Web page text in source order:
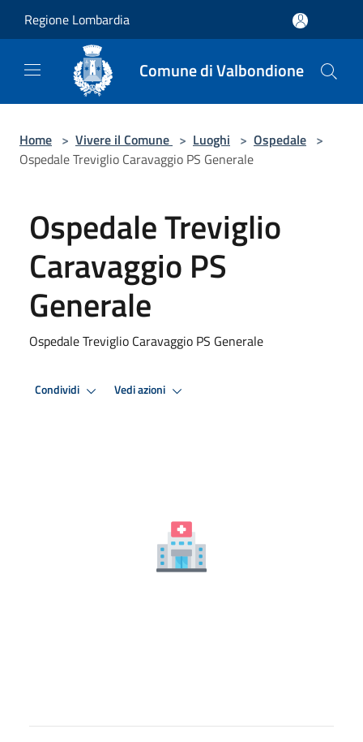
Regione Lombardia
Comune di Valbondione
Home > Vivere il Comune > Luoghi > Ospedale >
Ospedale Treviglio Caravaggio PS Generale
Ospedale Treviglio
Caravaggio PS
Generale
Ospedale Treviglio Caravaggio PS Generale
Condividi Vedi azioni